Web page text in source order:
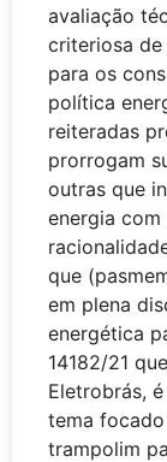
avaliação
criteriosa
para os
política
reiteradas
prorrogam
outras que
energia
que
em plena
energética
14182/21
Eletrobrás,
tema
trampolim